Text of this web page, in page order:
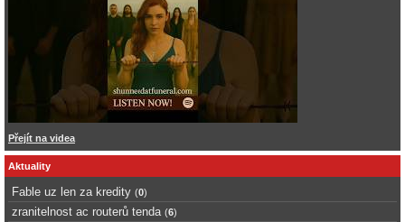
Přejít na videa
Aktuality
Fable uz len za kredity (0)
zranitelnost ac routerů tenda (6)